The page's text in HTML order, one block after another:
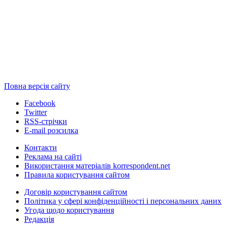
Повна версія сайту
Facebook
Twitter
RSS-стрічки
E-mail розсилка
Контакти
Реклама на сайті
Використання матеріалів korrespondent.net
Правила користування сайтом
Договір користування сайтом
Політика у сфері конфіденційності і персональних даних
Угода щодо користування
Редакція